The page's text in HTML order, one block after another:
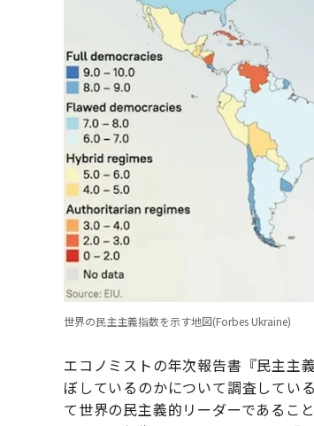
世界の民主主義指数を示す地図(Forbes Ukraine)
エコノミストの年次報告書『民主主
ぼしているのかについて調査してい
て世界の民主義的リーダーであるこ